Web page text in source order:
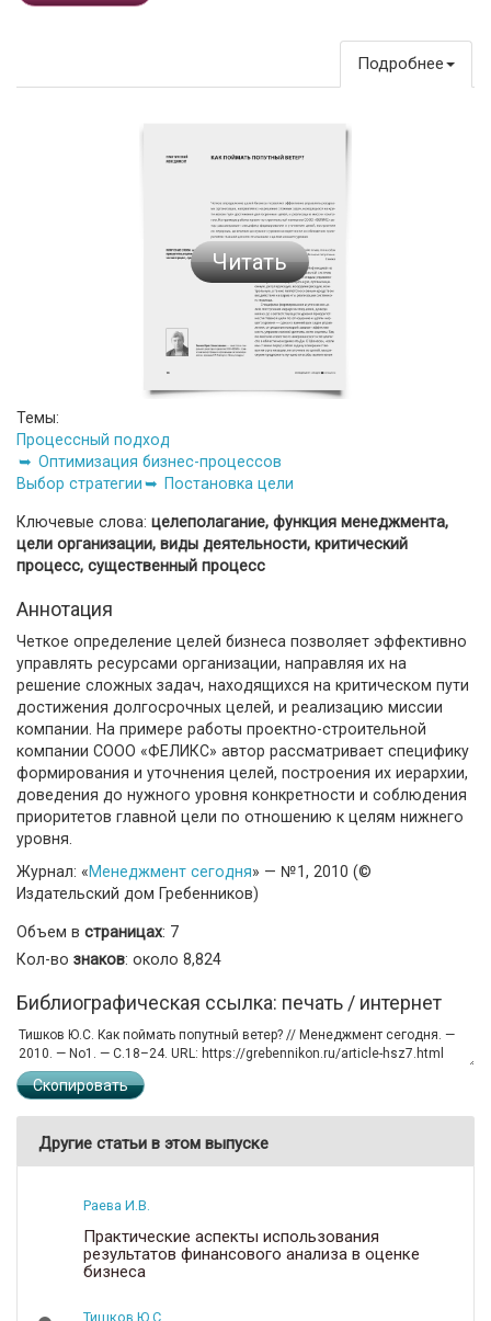
Подробнее
Читать
Темы:
Процессный подход
Оптимизация бизнес-процессов
Выбор стратегии
Постановка цели
Ключевые слова: целеполагание, функция менеджмента,
цели организации, виды деятельности, критический
процесс, существенный процесс
Аннотация
Четкое определение целей бизнеса позволяет эффективно
управлять ресурсами организации, направляя их на
решение сложных задач, находящихся на критическом пути
достижения долгосрочных целей, и реализацию миссии
компании. На примере работы проектно-строительной
компании СООО «ФЕЛИКС» автор рассматривает специфику
формирования и уточнения целей, построения их иерархии,
доведения до нужного уровня конкретности и соблюдения
приоритетов главной цели по отношению к целям нижнего
уровня.
Журнал: «Менеджмент сегодня» — №1, 2010 (©
Издательский дом Гребенников)
Объем в страницах: 7
Кол-во знаков: около 8,824
Библиографическая ссылка: печать / интернет
Скопировать
Другие статьи в этом выпуске
Раева И.В.
Практические аспекты использования
результатов финансового анализа в оценке
бизнеса
Тишков Ю.С.